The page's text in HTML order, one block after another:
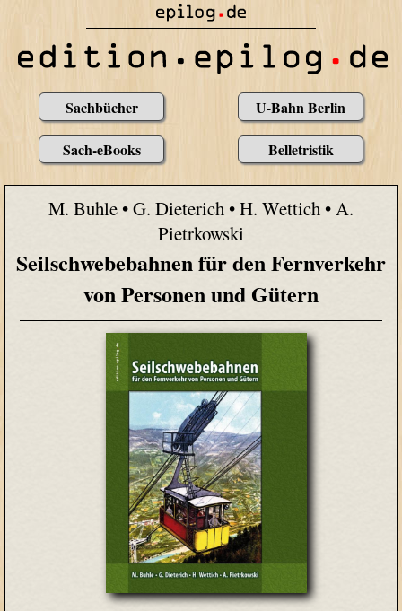
Sachbücher U-Bahn Berlin
Sach-eBooks Belletristik
M. Buhle • G. Dieterich • H. Wettich • A.
Pietrkowski
Seilschwebebahnen für den Fernverkehr
von Personen und Gütern